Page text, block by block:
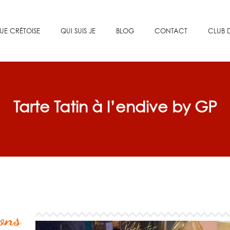
CRÉTOISE QUI SUIS JE BLOG CONTACT CLUB
Tarte Tatin à l’endive by GP